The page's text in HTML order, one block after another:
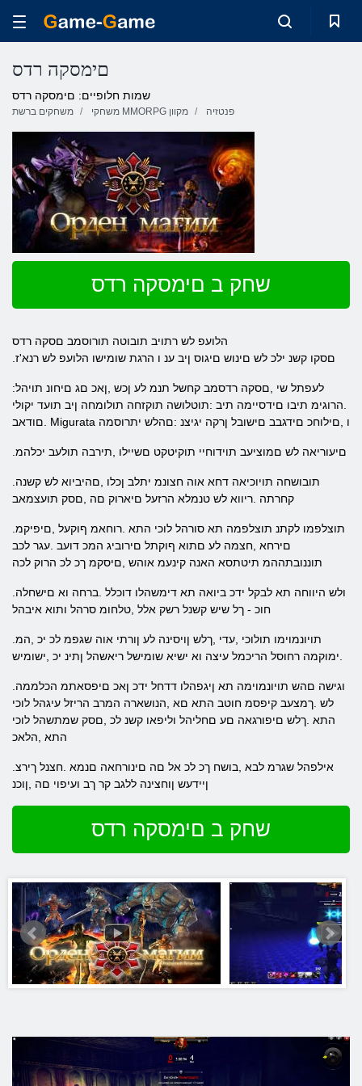
םימסקה רדס
שמות חלופיים: םימסקה רדס
משחקים ברשת משחקי MMORPG מקוון פנטזיה
שחק ב םימסקה רדס
הלועפ לש רתויב תובוטה תורוסמב םסקה רדס
.םסקו קשנ ילכ לש םינוש םיגוס ןיב ענ ו הרגת שומישו הלועפ לש רנא'ז
:לעפתל שי ,םסקה רדסמב קחשל תנמ לע ןכש ,ןאכ םג םיחונ תויהל
.הרוגימ תיבו םידסיימה תיב :תוטלושה תוקזחה תולומחה ןיב תועד יקולי
.םודאב Migurata ו ,םילוחכ םידגבב םישובל ןרקה יגיצנ :םהלש יתרוסמה
.םיעוריאה לש םמוציעב תוידוחיי תוקיטקט םשיילו ,תירבה תולעב יכלהמ
קחרתה .ריווא לש טנמלא הרזעל םיארוק םה ,םסק תועצמאב
םירחא ,חצמה לע םתוא ףוקתל םירוביג המכ דועב .עגר לכב
תוננובתההמ תיטתסא האנה קינעמ אוהש ,םיסקמ ךכ לכ הרוק לכה
חוכ - ךל שיש קשנל רשק אלל ,טלחומ סרהל ותוא איבהל
.ימוקמה רחוסל הריכמל עיצה וא ישיא שומישל ריאשהל ןתינ יכ ,ישומיש
לש .ךמצעב קיפסמ חוטב התא םא ,הנושארה המרב הריזל עיגהל לוכי
התא .ךלש םיפורגאה םע םחליהל וליפאו קשנ לכ ,םסק שמתשהל לוכי
התא ,הלאכ
ןיידעש ןוחצינה ללגב קר ךב ועיפוי םה ,ןוכנ
שחק ב םימסקה רדס